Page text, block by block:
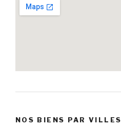
NOS BIENS PAR VILLES